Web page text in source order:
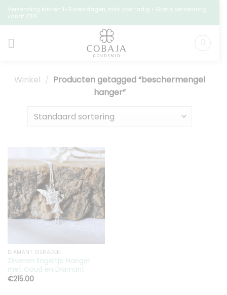
Ga
naar
Verzending binnen 1–3 werkdagen, mits voorradig • Gratis verzending
vanaf €115
Winkel / Producten getagged “beschermengel
hanger”
Toevoegen
aan
verlanglijst
DIAMANT SIERADEN
Zilveren Engeltje Hanger
met Goud en Diamant
€215.00